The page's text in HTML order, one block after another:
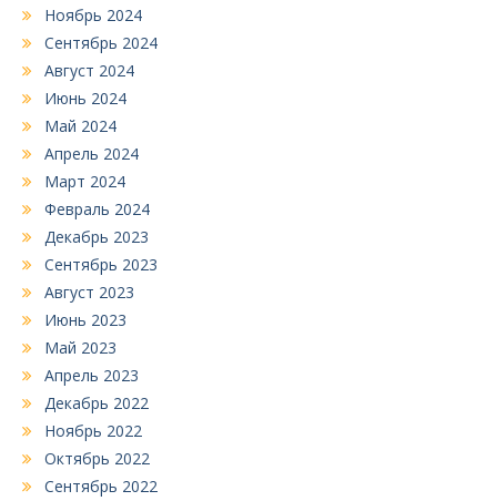
Ноябрь 2024
Сентябрь 2024
Август 2024
Июнь 2024
Май 2024
Апрель 2024
Март 2024
Февраль 2024
Декабрь 2023
Сентябрь 2023
Август 2023
Июнь 2023
Май 2023
Апрель 2023
Декабрь 2022
Ноябрь 2022
Октябрь 2022
Сентябрь 2022